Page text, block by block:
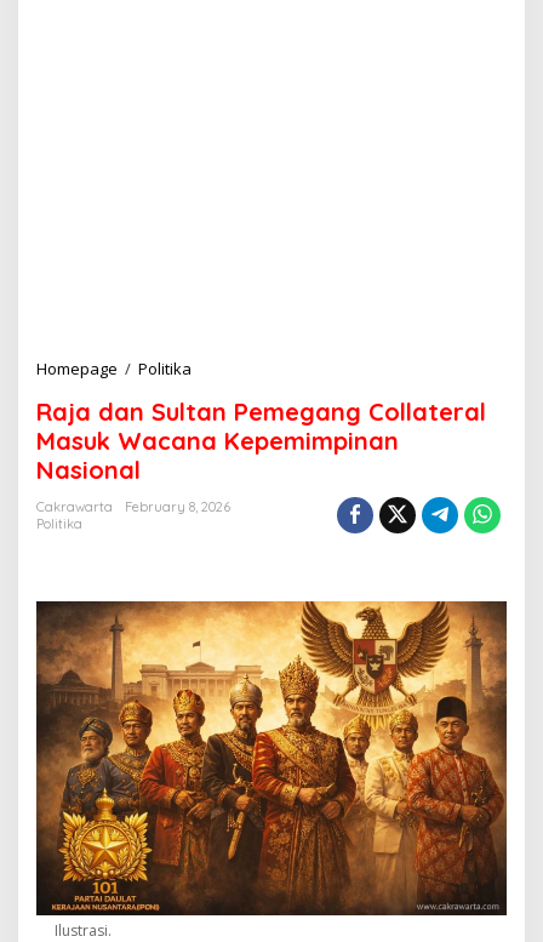
Homepage / Politika
j
a
d
n
a
n
P
e
m
e
g
a
n
g
C
o
l
l
a
Raja dan Sultan Pemegang Collateral
Masuk Wacana Kepemimpinan
Nasional
Cakrawarta
February 8, 2026
Politika
Ilustrasi.